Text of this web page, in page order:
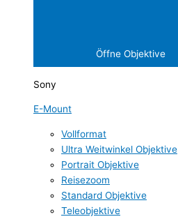
Öffne Objektive
Sony
E-Mount
Vollformat
Ultra Weitwinkel Objektive
Portrait Objektive
Reisezoom
Standard Objektive
Teleobjektive